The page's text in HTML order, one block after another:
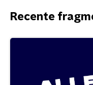
Recente